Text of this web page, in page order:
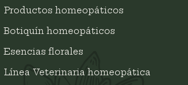
Productos homeopáticos
Botiquín homeopáticos
Esencias florales
Línea Veterinaria homeopática